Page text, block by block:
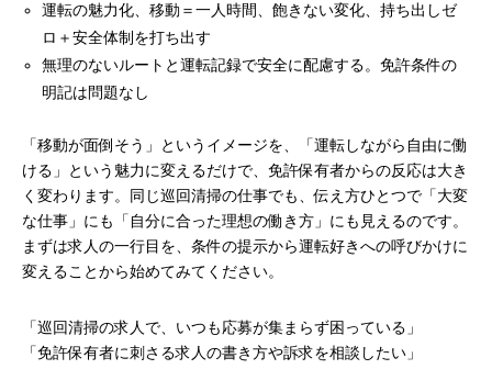
運転の魅力化、移動＝一人時間、飽きない変化、持ち出しゼ
ロ＋安全体制を打ち出す
無理のないルートと運転記録で安全に配慮する。免許条件の
明記は問題なし
「移動が面倒そう」というイメージを、「運転しながら自由に働
ける」という魅力に変えるだけで、免許保有者からの反応は大き
く変わります。同じ巡回清掃の仕事でも、伝え方ひとつで「大変
な仕事」にも「自分に合った理想の働き方」にも見えるのです。
まずは求人の一行目を、条件の提示から運転好きへの呼びかけに
変えることから始めてみてください。
「巡回清掃の求人で、いつも応募が集まらず困っている」
「免許保有者に刺さる求人の書き方や訴求を相談したい」